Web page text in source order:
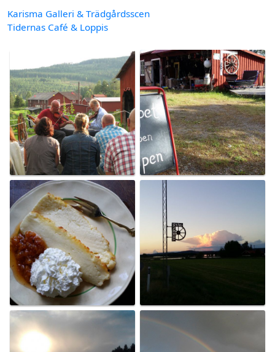
Karisma Galleri & Trädgårdsscen
Tidernas Café & Loppis